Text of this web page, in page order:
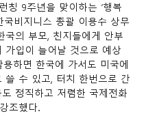
칭 9주년을 맞이하는 ‘행복
국비지니스 총괄 이용수 상무
국의 부모, 친지들에게 안부
가입이 늘어날 것으로 예상
하면 한국에 가서도 미국에
쓸 수 있고, 터치 한번으로 간
정직하고 저렴한 국제전화
조했다.